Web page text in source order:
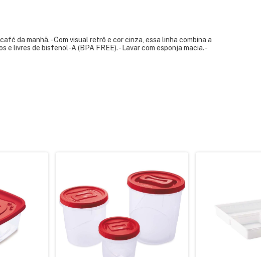
da manhã. - Com visual retrô e cor cinza, essa linha combina a
e livres de bisfenol-A (BPA FREE). - Lavar com esponja macia. -